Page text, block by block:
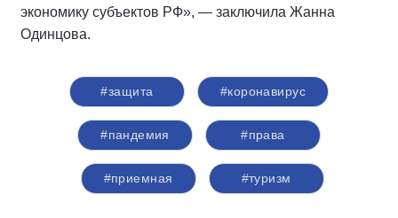
экономику субъектов РФ», — заключила Жанна
Одинцова.
#защита #коронавирус
#пандемия #права
#приемная #туризм